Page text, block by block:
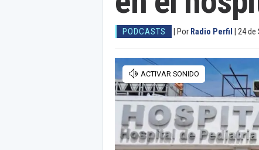
PODCASTS Por Radio Perfil 24 de